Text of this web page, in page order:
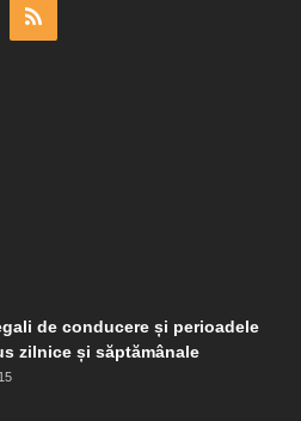
de conducere și perioadele
zilnice și săptămânale